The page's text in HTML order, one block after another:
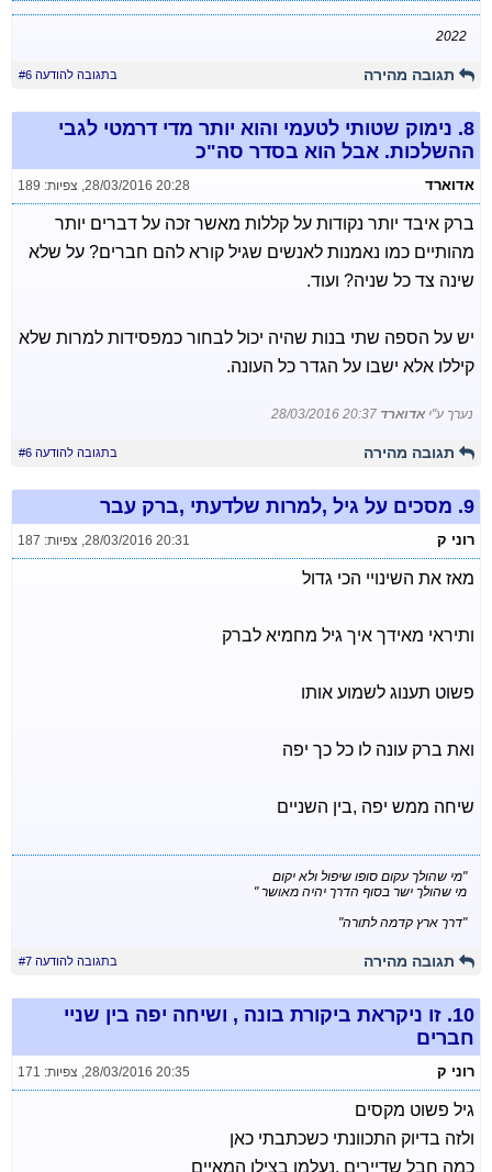
2022
תגובה מהירה בתגובה להודעה #6
8. נימוק שטותי לטעמי והוא יותר מדי דרמטי לגבי
ההשלכות. אבל הוא בסדר סה"כ
אדוארד 28/03/2016 20:28
, צפיות: 189
ברק איבד יותר נקודות על קללות מאשר זכה על דברים יותר
מהותיים כמו נאמנות לאנשים שגיל קורא להם חברים? על שלא
שינה צד כל שניה? ועוד.
יש על הספה שתי בנות שהיה יכול לבחור כמפסידות למרות שלא
קיללו אלא ישבו על הגדר כל העונה.
נערך ע"יאדוארד 28/03/2016 20:37
תגובה מהירה בתגובה להודעה #6
9. מסכים על גיל ,למרות שלדעתי ,ברק עבר
רוני ק 28/03/2016 20:31
, צפיות: 187
מאז את השינויי הכי גדול
ותיראי מאידך איך גיל מחמיא לברק
פשוט תענוג לשמוע אותו
ואת ברק עונה לו כל כך יפה
שיחה ממש יפה ,בין השניים
"מי שהולך עקום סופו שיפול ולא יקום
מי שהולך ישר בסוף הדרך יהיה מאושר "
"דרך ארץ קדמה לתורה"
תגובה מהירה בתגובה להודעה #7
10. זו ניקראת ביקורת בונה , ושיחה יפה בין שניי
חברים
רוני ק 28/03/2016 20:35
, צפיות: 171
גיל פשוט מקסים
ולזה בדיוק התכוונתי כשכתבתי כאן
כמה חבל שדיירים ,נעלמו בצילו המאיים